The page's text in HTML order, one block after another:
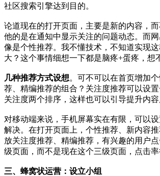
社区搜索引擎达到目的。
论道现在的打开页面，主要是新的内容，
他的是在通知中显示关注的问题动态。而
像是个性推荐。我不懂技术，不知道实现
大？这个事情细想一下都是脑疼+蛋疼，想
几种推荐方式设想。可不可以在首页增加
荐、精编推荐的组合？关注度推荐可以设
关注度两个排序，这样也可以引导提升内容
对移动端来说，手机屏幕实在有限，可以
解决。在打开页面上，个性推荐、新内容
放关注度推荐、精编推荐，有兴趣的用户
级页面，而不是现在这个三级页面，点击率
三、蜂窝状运营：设立小组